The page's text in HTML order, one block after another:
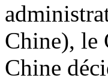
Chine), le
Chine